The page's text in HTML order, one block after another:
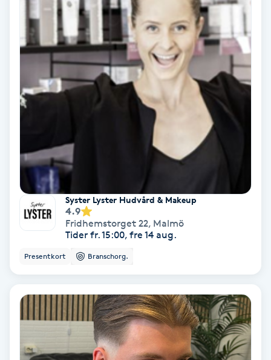
NBE-massage
Ny frisyr
Olaplex
Ombre
Ombre brows
Ombre naglar
Ortobionomi
Syster Lyster Hudvård & Makeup
4.9
Fridhemstorget 22, Malmö
Tider fr. 15:00, fre 14 aug.
Presentkort Branschorg.